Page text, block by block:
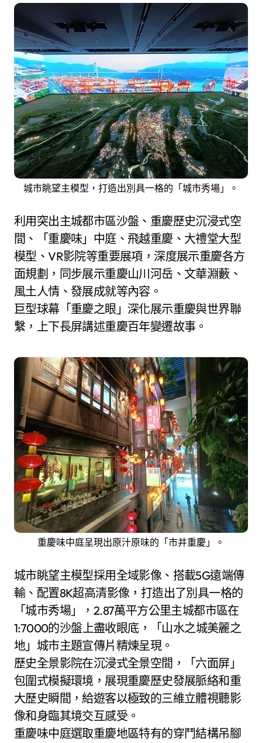
城市眺望主模型，打造出別具一格的「城市秀場」。
利用突出主城都市區沙盤、重慶歷史沉浸式空
間、「重慶味」中庭、飛越重慶、大禮堂大型
模型、VR影院等重要展項，深度展示重慶各方
面規劃，同步展示重慶山川河岳、文華淵藪、
風土人情、發展成就等內容。
巨型球幕「重慶之眼」深化展示重慶與世界聯
繫，上下長屏講述重慶百年變遷故事。
重慶味中庭呈現出原汁原味的「市井重慶」。
城市眺望主模型採用全域影像、搭載5G遠端傳
輸、配置8K超高清影像，打造出了別具一格的
「城市秀場」，2.87萬平方公里主城都市區在
1:7000的沙盤上盡收眼底，「山水之城美麗之
地」城市主題宣傳片精煉呈現。
歷史全景影院在沉浸式全景空間，「六面屏」
包圍式模擬環境，展現重慶歷史發展脈絡和重
大歷史瞬間，給遊客以極致的三維立體視聽影
像和身臨其境交互感受。
重慶味中庭選取重慶地區特有的穿鬥結構吊腳